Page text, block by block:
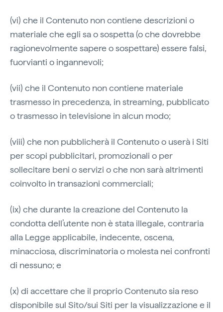
(vi) che il Contenuto non contiene descrizioni o
materiale che egli sa o sospetta (o che dovrebbe
ragionevolmente sapere o sospettare) essere falsi,
fuorvianti o ingannevoli;
(vii) che il Contenuto non contiene materiale
trasmesso in precedenza, in streaming, pubblicato
o trasmesso in televisione in alcun modo;
(viii) che non pubblicherà il Contenuto o userà i Siti
per scopi pubblicitari, promozionali o per
sollecitare beni o servizi o che non sarà altrimenti
coinvolto in transazioni commerciali;
(ix) che durante la creazione del Contenuto la
condotta dell’utente non è stata illegale, contraria
alla Legge applicabile, indecente, oscena,
minacciosa, discriminatoria o molesta nei confronti
di nessuno; e
(x) di accettare che il proprio Contenuto sia reso
disponibile sul Sito/sui Siti per la visualizzazione e il